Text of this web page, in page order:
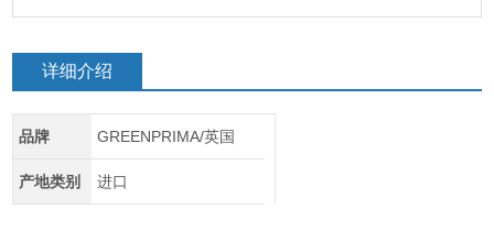
详细介绍
品牌 GREENPRIMA/英国
产地类别 进口